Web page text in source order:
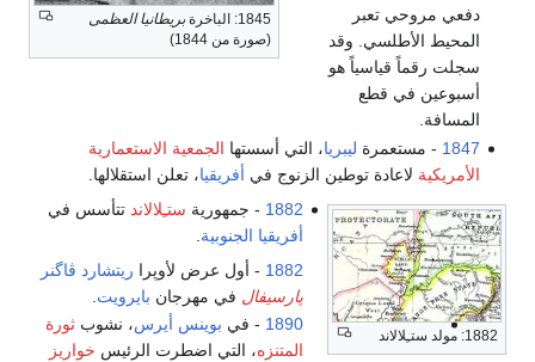
1845: الباخرة
بريطانيا العظمى
(صورة من 1844)
دفعي مروحي تعبر
المحيط الأطلسي. وقد
سجلت رقماً قياسياً هو
أسبوعين في قطع
المسافة.
1847 - مستعمرة ليبريا، التي أسستها الجمعية الاستعمارية
الأمريكية لاعادة توطين الزنوج في أفريقيا، تعلن استقلالها.
1882: مولد ستـِلالاند
1882 - جمهورية ستـِلالاند تتأسس في
أفريقيا الجنوبية
1882 - أول عرض لأوپرا ريتشارد ڤاگنر
پارسيفال في مهرجان بايرويت
1890 - في بوينس أيرس، نشوب ثورة
المتنزه، التي اضطرت الرئيس خواريز